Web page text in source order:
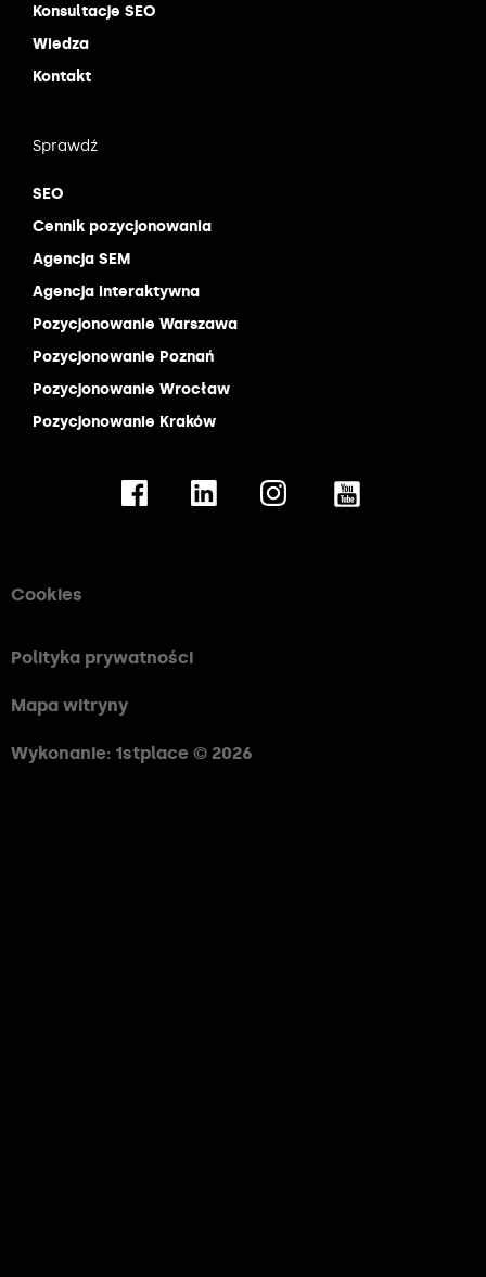
Konsultacje SEO
Wiedza
Kontakt
Sprawdź
SEO
Cennik pozycjonowania
Agencja SEM
Agencja interaktywna
Pozycjonowanie Warszawa
Pozycjonowanie Poznań
Pozycjonowanie Wrocław
Pozycjonowanie Kraków
Cookies
Polityka prywatności
Mapa witryny
Wykonanie: 1stplace © 2026